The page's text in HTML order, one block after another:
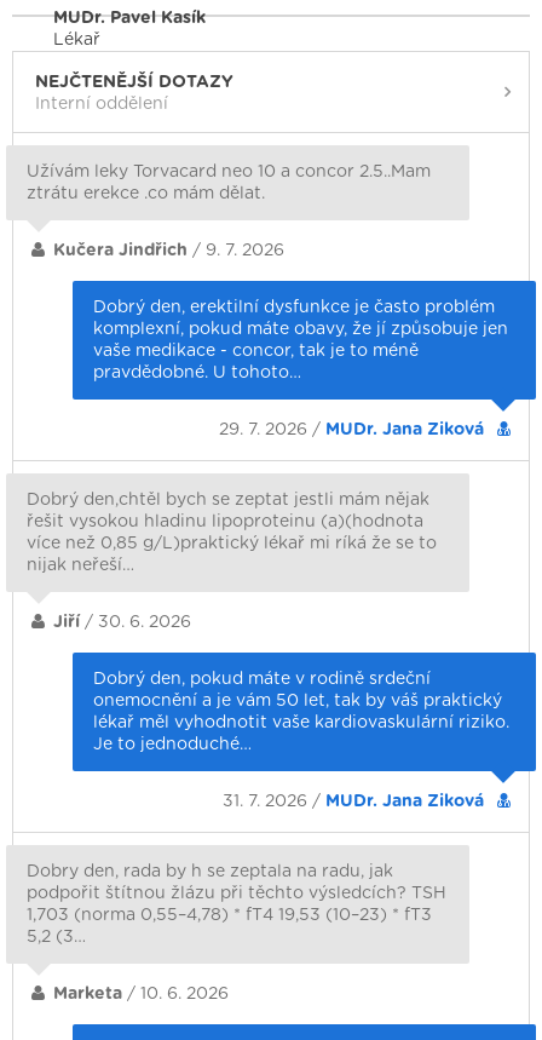
MUDr. Pavel Kasík
Lékař
NEJČTENĚJŠÍ DOTAZY
Interní oddělení
Užívám leky Torvacard neo 10 a concor 2.5..Mam
ztrátu erekce .co mám dělat.
Kučera Jindřich / 9. 7. 2026
Dobrý den, erektilní dysfunkce je často problém
komplexní, pokud máte obavy, že jí způsobuje jen
vaše medikace - concor, tak je to méně
pravdědobné. U tohoto…
29. 7. 2026 / MUDr. Jana Ziková
Dobrý den,chtěl bych se zeptat jestli mám nějak
řešit vysokou hladinu lipoproteinu (a)(hodnota
více než 0,85 g/L)praktický lékař mi ríká že se to
nijak neřeší…
Jiří / 30. 6. 2026
Dobrý den, pokud máte v rodině srdeční
onemocnění a je vám 50 let, tak by váš praktický
lékař měl vyhodnotit vaše kardiovaskulární riziko.
Je to jednoduché…
31. 7. 2026 / MUDr. Jana Ziková
Dobry den, rada by h se zeptala na radu, jak
podpořit štítnou žlázu při těchto výsledcích? TSH
1,703 (norma 0,55–4,78) * fT4 19,53 (10–23) * fT3
5,2 (3…
Marketa / 10. 6. 2026